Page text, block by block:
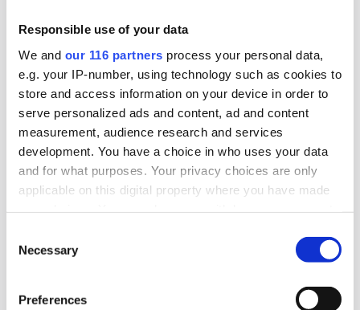
Responsible use of your data
We and our 116 partners process your personal data,
e.g. your IP-number, using technology such as cookies to
store and access information on your device in order to
serve personalized ads and content, ad and content
measurement, audience research and services
development. You have a choice in who uses your data
and for what purposes. Your privacy choices are only
applicable on this digital property where you have made
the Privacy trigger icon.
Find out more about how your personal data is processed
and set your preferences in the
Selection
Necessary
Preferences
TCO-förbund vill avskaffa
karensdagen
Det är inte bara LOs medlemsförbund som ställer
sig bakom ett avskaffande av karensdagens
inför valet 2026.
Arbetsmarknad Opinionsbildning Val 2026
LO tappar – men sex förbund ökar